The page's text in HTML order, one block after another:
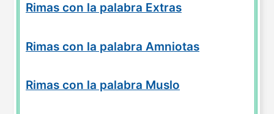
Rimas con la palabra Extras
Rimas con la palabra Amniotas
Rimas con la palabra Muslo